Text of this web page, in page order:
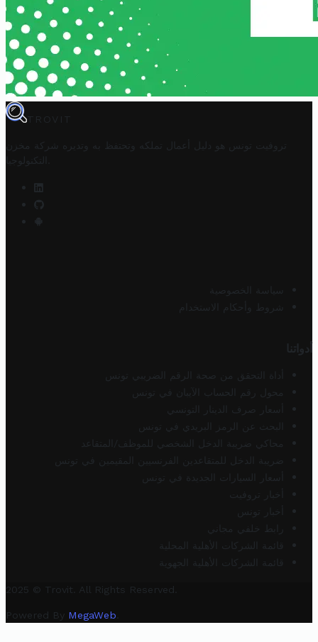
TROVIT
تروفيت تونس هو دليل أعمال تملكه وتحتفظ به وتديره
شركة مخزن
التكنولوجيا
سياسة الخصوصية
شروط وأحكام الاستخدام
أدواتنا
أداة التحقق من صحة الرقم الضريبي تونس
محول رقم الحساب الآيبان في تونس
أسعار صرف الدينار التونسي
البحث عن الرمز البريدي في تونس
محاكي ضريبة الدخل الشخصي للموظف/المتقاعد
ضريبة الدخل للمتقاعدين الفرنسيين المقيمين في تونس
أسعار السيارات الجديدة في تونس
أخبار تروفيت
أخبار تونس
رابط خلفي مجاني
قائمة الشركات الأهلية المحلية
قائمة الشركات الأهلية الجهوية
2025 © Trovit. All Rights Reserved.
Powered By MegaWeb